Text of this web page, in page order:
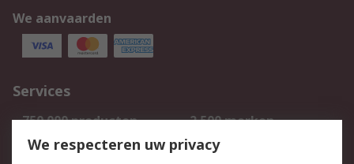
We aanvaarden
Services
750.000 producten
2.500 merken
Bestellen
Inkoopoplossingen
We respecteren uw privacy